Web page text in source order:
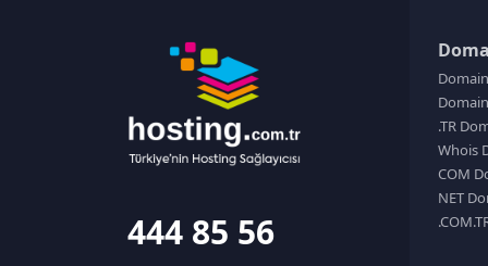
444 85 56
.TR
Whois
COM
NET